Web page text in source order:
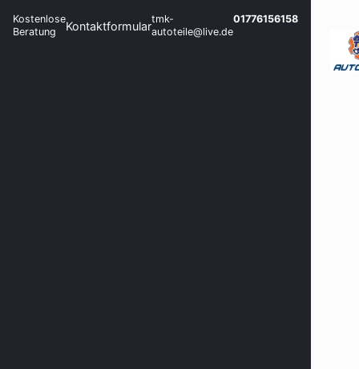
Kostenlose
Beratung
Kontaktformulartmk-
autoteile@live.de
01776156158